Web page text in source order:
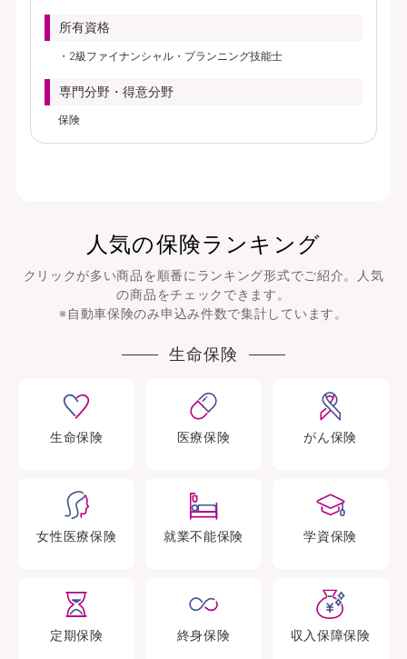
所有資格
2級ファイナンシャル・プランニング技能士
専門分野・得意分野
保険
人気の保険ランキング
クリックが多い商品を順番にランキング形式でご紹介。人気
の商品をチェックできます。
※自動車保険のみ申込み件数で集計しています。
生命保険
生命保険 医療保険 がん保険
女性医療保険 就業不能保険 学資保険
定期保険 終身保険 収入保障保険